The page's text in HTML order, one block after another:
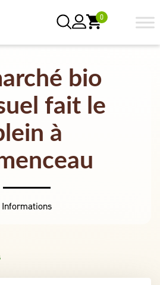
0
bio
fait le
à
Informations